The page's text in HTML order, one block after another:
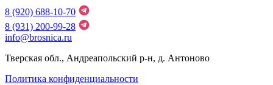
8 (920) 688-10-70
8 (931) 200-99-28
info@brosnica.ru
Тверская обл., Андреапольский р-н, д. Антоново
Политика конфиденциальности